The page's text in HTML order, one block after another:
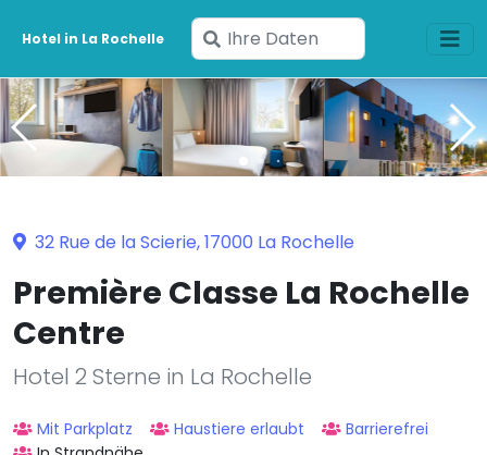
Hotel in La Rochelle
Geben
Sie
Ihre
Daten
ein
32 Rue de la Scierie, 17000 La Rochelle
Première Classe La Rochelle
Centre
Hotel 2 Sterne in La Rochelle
Mit Parkplatz Haustiere erlaubt
Barrierefrei